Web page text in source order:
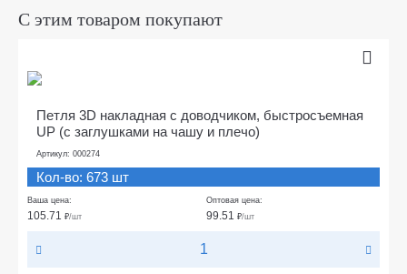
С этим товаром покупают
Петля 3D накладная с доводчиком, быстросъемная
UP (c заглушками на чашу и плечо)
Артикул: 000274
Кол-во: 673 шт
Ваша цена:
105.71 ₽/шт
Оптовая цена:
99.51 ₽/шт